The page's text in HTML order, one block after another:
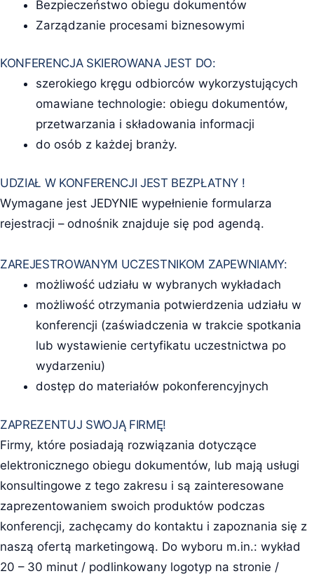
Bezpieczeństwo obiegu dokumentów
Zarządzanie procesami biznesowymi
KONFERENCJA SKIEROWANA JEST DO:
szerokiego kręgu odbiorców wykorzystujących
omawiane technologie: obiegu dokumentów,
przetwarzania i składowania informacji
do osób z każdej branży.
UDZIAŁ W KONFERENCJI JEST BEZPŁATNY !
Wymagane jest JEDYNIE wypełnienie formularza
rejestracji – odnośnik znajduje się pod agendą.
ZAREJESTROWANYM UCZESTNIKOM ZAPEWNIAMY:
możliwość udziału w wybranych wykładach
możliwość otrzymania potwierdzenia udziału w
konferencji (zaświadczenia w trakcie spotkania
lub wystawienie certyfikatu uczestnictwa po
wydarzeniu)
dostęp do materiałów pokonferencyjnych
ZAPREZENTUJ SWOJĄ FIRMĘ!
Firmy, które posiadają rozwiązania dotyczące
elektronicznego obiegu dokumentów, lub mają usługi
konsultingowe z tego zakresu i są zainteresowane
zaprezentowaniem swoich produktów podczas
konferencji, zachęcamy do kontaktu i zapoznania się z
naszą ofertą marketingową. Do wyboru m.in.: wykład
20 – 30 minut / podlinkowany logotyp na stronie /